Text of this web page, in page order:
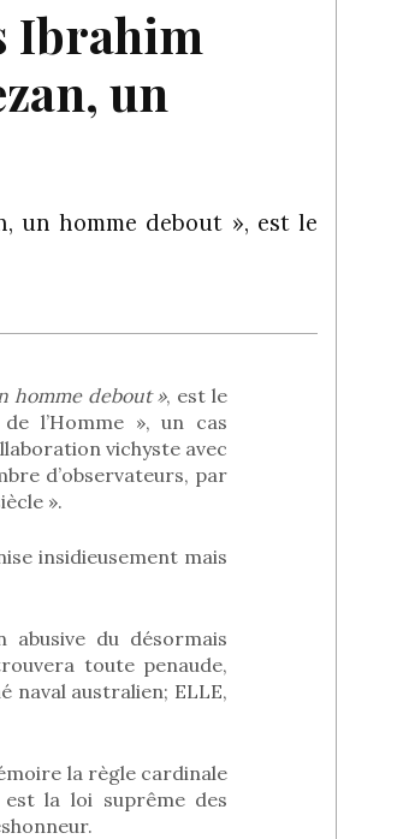
Ibrahim
un
un homme debout », est le
homme debout », est le
l’Homme », un cas
vichyste avec
d’observateurs, par
».
insidieusement mais
abusive du désormais
toute penaude,
naval australien; ELLE,
la règle cardinale
la loi suprême des